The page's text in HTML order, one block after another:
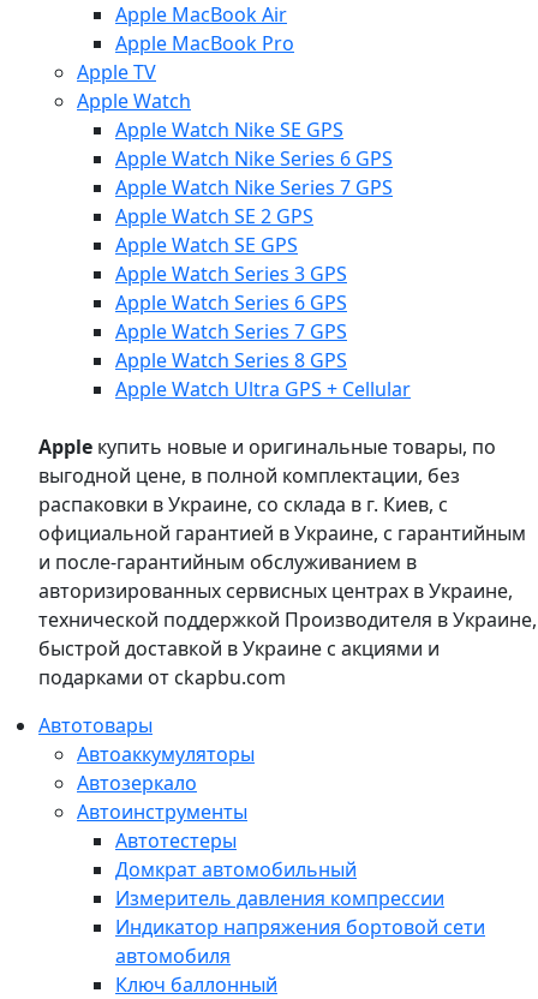
Apple MacBook Air
Apple MacBook Pro
Apple TV
Apple Watch
Apple Watch Nike SE GPS
Apple Watch Nike Series 6 GPS
Apple Watch Nike Series 7 GPS
Apple Watch SE 2 GPS
Apple Watch SE GPS
Apple Watch Series 3 GPS
Apple Watch Series 6 GPS
Apple Watch Series 7 GPS
Apple Watch Series 8 GPS
Apple Watch Ultra GPS + Cellular
Apple купить новые и оригинальные товары, по
выгодной цене, в полной комплектации, без
распаковки в Украине, со склада в г. Киев, с
официальной гарантией в Украине, с гарантийным
и после-гарантийным обслуживанием в
авторизированных сервисных центрах в Украине,
технической поддержкой Производителя в Украине,
быстрой доставкой в Украине с акциями и
подарками от ckapbu.com
Автотовары
Автоаккумуляторы
Автозеркало
Автоинструменты
Автотестеры
Домкрат автомобильный
Измеритель давления компрессии
Индикатор напряжения бортовой сети
автомобиля
Ключ баллонный